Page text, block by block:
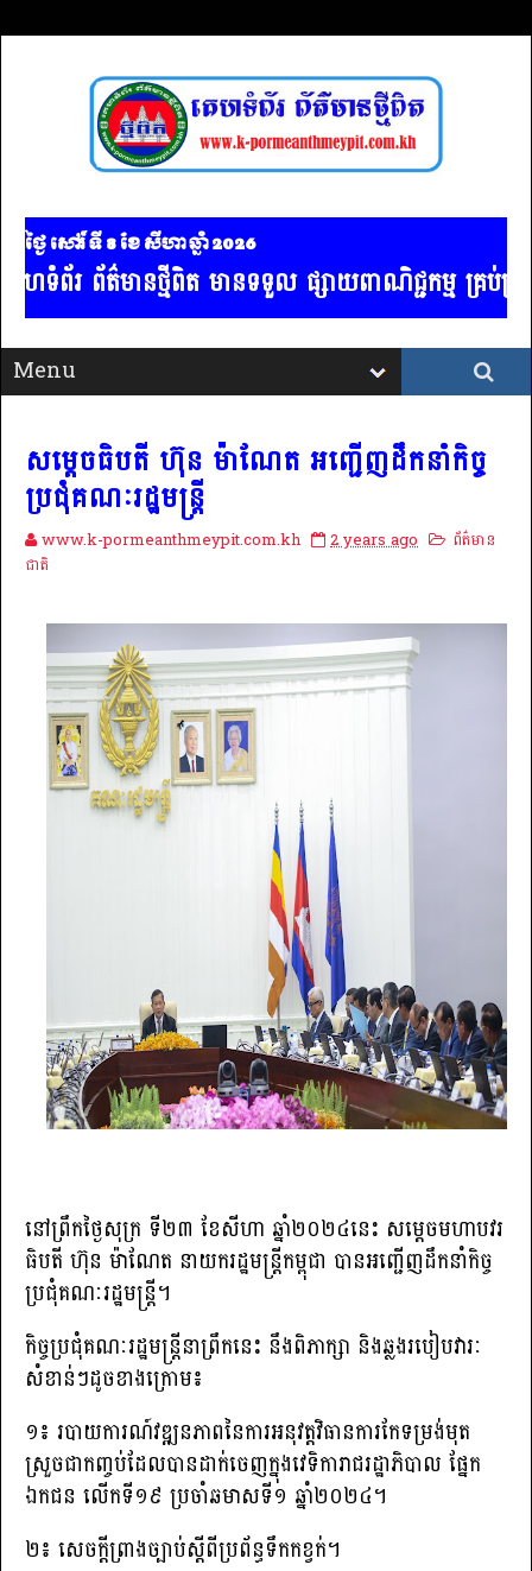
ថ្ងៃ សៅរ៍ ទី 8​ ខែ សីហា ឆ្នាំ 2026
ានថ្មីពិត មានទទួល ផ្សាយពាណិជ្ជកម្ម គ្រប់ប្រភទ /
សម្តេចធិបតី ហ៊ុន ម៉ាណែត អញ្ជើញដឹកនាំកិច្ច
ប្រជុំគណៈរដ្ឋមន្ត្រី
www.k-pormeanthmeypit.com.kh 2 years ago
ព័ត៌មាន
ជាតិ
នៅព្រឹកថ្ងៃសុក្រ ទី២៣ ខែសីហា ឆ្នាំ២០២៤នេះ សម្តេចមហាបវរ
ធិបតី ហ៊ុន ម៉ាណែត នាយករដ្ឋមន្ត្រីកម្ពុជា បានអញ្ជើញដឹកនាំកិច្ច
ប្រជុំគណៈរដ្ឋមន្ត្រី។
កិច្ចប្រជុំគណៈរដ្ឋមន្ត្រីនាព្រឹកនេះ នឹងពិភាក្សា និងឆ្លងរបៀបវារៈ
សំខាន់ៗដូចខាងក្រោម៖
១៖ របាយការណ៍វឌ្ឍនភាពនៃការអនុវត្តវិធានការកែទម្រង់មុត
ស្រួចជាកញ្ចប់ដែលបានដាក់ចេញក្នុងវេទិការាជរដ្ឋាភិបាល ផ្នែក
ឯកជន លើកទី១៩ ប្រចាំឆមាសទី១ ឆ្នាំ២០២៤។
២៖ សេចក្តីព្រាងច្បាប់ស្តីពីប្រព័ន្ធទឹកកខ្វក់។